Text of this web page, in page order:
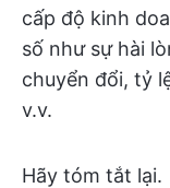
cấp độ kinh
số như sự hài
chuyển đổi, tỷ
v.v.
Hãy tóm tắt lại.